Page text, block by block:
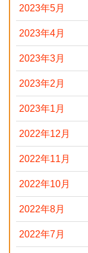
2023年5月
2023年4月
2023年3月
2023年2月
2023年1月
2022年12月
2022年11月
2022年10月
2022年8月
2022年7月